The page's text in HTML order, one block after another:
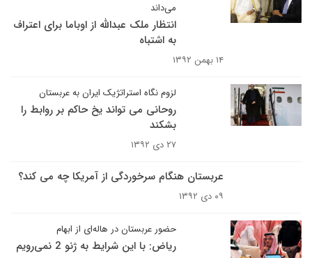
می‌داند
انتظار ملک عبدالله از اوباما برای اعتراف
به اشتباه
۱۴ بهمن ۱۳۹۲
لزوم نگاه استراتژیک ایران به عربستان
روحانی می تواند یخ حاکم بر روابط را
بشکند
۲۷ دی ۱۳۹۲
عربستان هنگام سرخوردگی از آمریکا چه می کند؟
۰۹ دی ۱۳۹۲
حضور عربستان در هاله‌ای از ابهام
ریاض: با این شرایط به ژنو 2 نمی‌رویم